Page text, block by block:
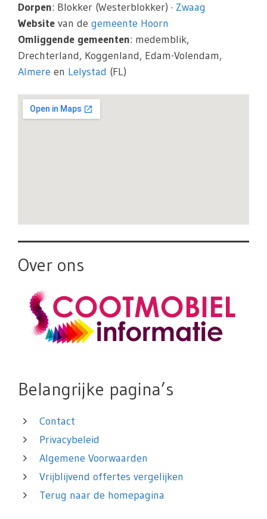
Dorpen: Blokker (Westerblokker) · Zwaag
Website van de gemeente Hoorn
Omliggende gemeenten: medemblik,
Drechterland, Koggenland, Edam-Volendam,
Almere en Lelystad (FL)
Over ons
Belangrijke pagina’s
Contact
Privacybeleid
Algemene Voorwaarden
Vrijblijvend offertes vergelijken
Terug naar de homepagina